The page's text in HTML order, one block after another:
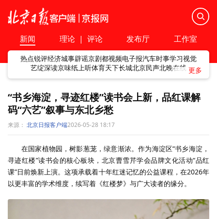
新闻 理论 | 评论 发布厅 工作室
热点锐评经济城事辟谣京剧都视频电子报汽车时事学习视觉
艺绽深读京味纸上听体育天下长城北京民声北晚在线
“书乡海淀，寻迹红楼”读书会上新，品红课解
码“六艺”叙事与东北乡愁
来源： 北京日报客户端2026-05-28 18:17
在国家植物园，树影葱茏，绿意渐浓。作为海淀区“书乡海淀，
寻迹红楼”读书会的核心板块，北京曹雪芹学会品牌文化活动“品红
课”日前焕新上演。这项承载着十年红迷记忆的公益课程，在2026年
以更丰富的学术维度，续写着《红楼梦》与广大读者的缘分。